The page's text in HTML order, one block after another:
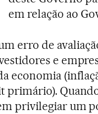
em relação ao
erro de
e
economia
primário).
privilegiar um